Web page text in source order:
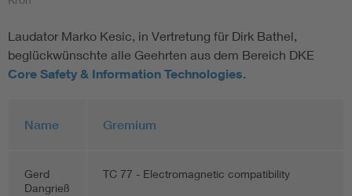
Laudator Marko Kesic, in Vertretung für Dirk Bathel,
beglückwünschte alle Geehrten aus dem Bereich DKE
Core Safety & Information Technologies.
Name Gremium
Gerd
Dangrieß
TC 77 - Electromagnetic compatibility